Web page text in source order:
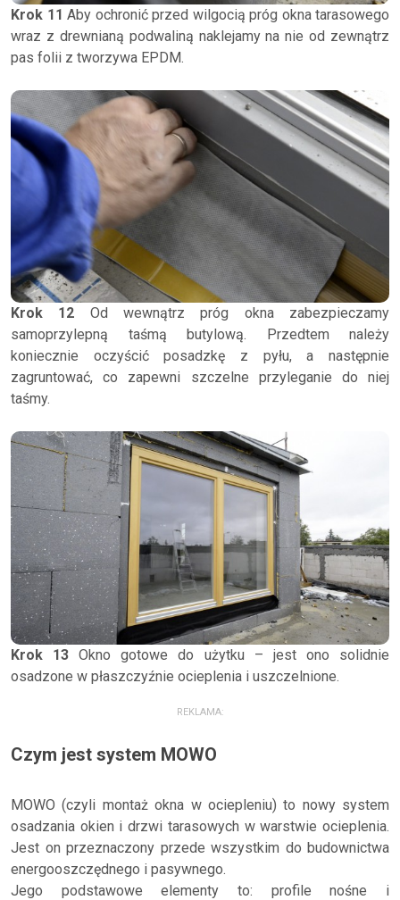
Krok 11 Aby ochronić przed wilgocią próg okna tarasowego
wraz z drewnianą podwaliną naklejamy na nie od zewnątrz
pas folii z tworzywa EPDM.
Krok 12 Od wewnątrz próg okna zabezpieczamy
samoprzylepną taśmą butylową. Przedtem należy
koniecznie oczyścić posadzkę z pyłu, a następnie
zagruntować, co zapewni szczelne przyleganie do niej
taśmy.
Krok 13 Okno gotowe do użytku – jest ono solidnie
osadzone w płaszczyźnie ocieplenia i uszczelnione.
REKLAMA:
Czym jest system MOWO
MOWO (czyli montaż okna w ociepleniu) to nowy system
osadzania okien i drzwi tarasowych w warstwie ocieplenia.
Jest on przeznaczony przede wszystkim do budownictwa
energooszczędnego i pasywnego.
Jego podstawowe elementy to: profile nośne i